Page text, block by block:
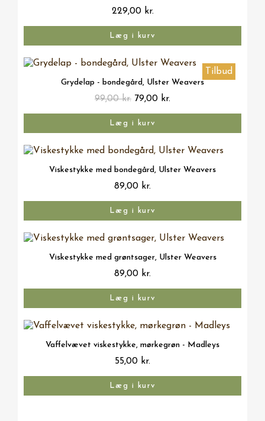
229,00 kr.
Læg i kurv
Vis her
Tilbud
Grydelap - bondegård, Ulster Weavers
99,00 kr. 79,00 kr.
Læg i kurv
Vis her
Viskestykke med bondegård, Ulster Weavers
89,00 kr.
Læg i kurv
Vis her
Viskestykke med grøntsager, Ulster Weavers
89,00 kr.
Læg i kurv
Vis her
Vaffelvævet viskestykke, mørkegrøn - Madleys
55,00 kr.
Læg i kurv